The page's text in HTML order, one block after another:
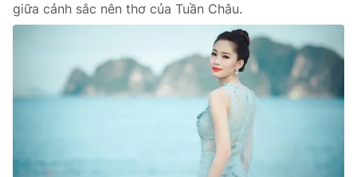
Pháp luật
Kinh tế
giữa cảnh sắc nên thơ của Tuần Châu.